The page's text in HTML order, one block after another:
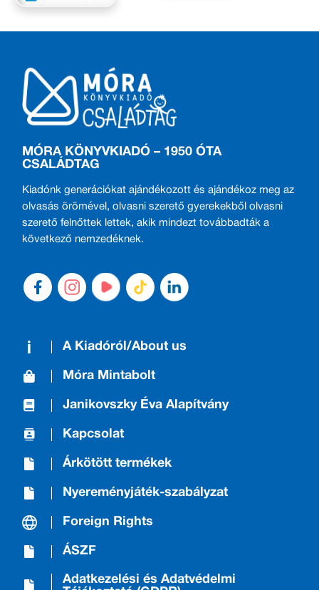
MÓRA KÖNYVKIADÓ – 1950 ÓTA
CSALÁDTAG
Kiadónk generációkat ajándékozott és ajándékoz meg az
olvasás örömével, olvasni szerető gyerekekből olvasni
szerető felnőttek lettek, akik mindezt továbbadták a
következő nemzedéknek.
A Kiadóról/About us
Móra Mintabolt
Janikovszky Éva Alapítvány
Kapcsolat
Árkötött termékek
Nyereményjáték-szabályzat
Foreign Rights
ÁSZF
Adatkezelési és Adatvédelmi